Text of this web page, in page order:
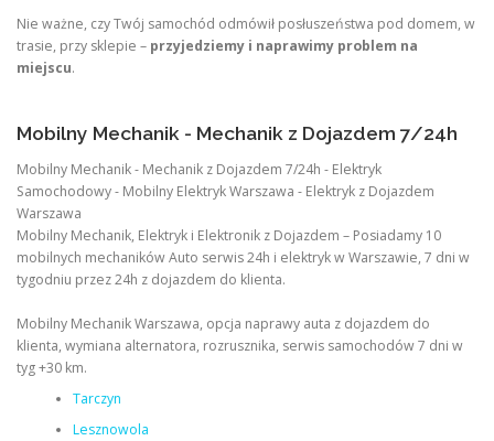
Nie ważne, czy Twój samochód odmówił posłuszeństwa pod domem, w
trasie, przy sklepie – przyjedziemy i naprawimy problem na
miejscu.
Mobilny Mechanik - Mechanik z Dojazdem 7/24h
Mobilny Mechanik - Mechanik z Dojazdem 7/24h - Elektryk
Samochodowy - Mobilny Elektryk Warszawa - Elektryk z Dojazdem
Warszawa
Mobilny Mechanik, Elektryk i Elektronik z Dojazdem – Posiadamy 10
mobilnych mechaników Auto serwis 24h i elektryk w Warszawie, 7 dni w
tygodniu przez 24h z dojazdem do klienta.
Mobilny Mechanik Warszawa, opcja naprawy auta z dojazdem do
klienta, wymiana alternatora, rozrusznika, serwis samochodów 7 dni w
tyg +30 km.
Tarczyn
Lesznowola